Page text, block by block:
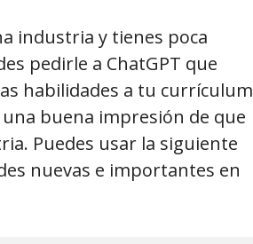
industria y tienes poca
pedirle a ChatGPT que
habilidades a tu currículum
buena impresión de que
Puedes usar la siguiente
nuevas e importantes en